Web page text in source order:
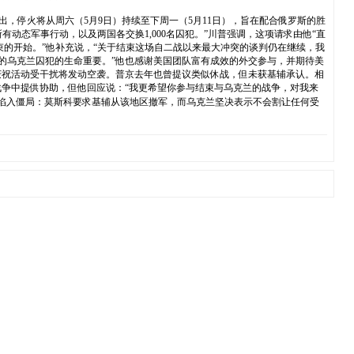
停火将从周六（5月9日）持续至下周一（5月11日），旨在配合俄罗斯的胜
动态军事行动，以及两国各交换1,000名囚犯。”川普强调，这项请求由他“直
开始。”他补充说，“关于结束这场自二战以来最大冲突的谈判仍在继续，我
克兰囚犯的生命重要。”他也感谢美国团队富有成效的外交参与，并期待美
活动受干扰将发动空袭。普京去年也曾提议类似休战，但未获基辅承认。相
中提供协助，但他回应说：“我更希望你参与结束与乌克兰的战争，对我来
入僵局：莫斯科要求基辅从该地区撤军，而乌克兰坚决表示不会割让任何受